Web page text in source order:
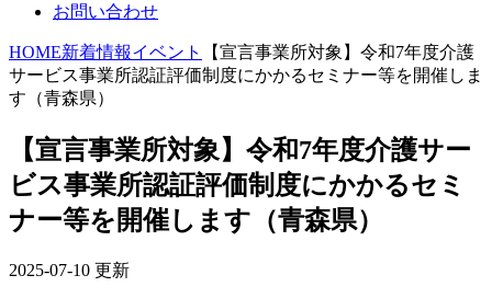
お問い合わせ
HOME新着情報イベント
【宣言事業所対象】令和7年度介護
サービス事業所認証評価制度にかかるセミナー等を開催しま
す（青森県）
【宣言事業所対象】令和7年度介護サー
ビス事業所認証評価制度にかかるセミ
ナー等を開催します（青森県）
2025-07-10 更新